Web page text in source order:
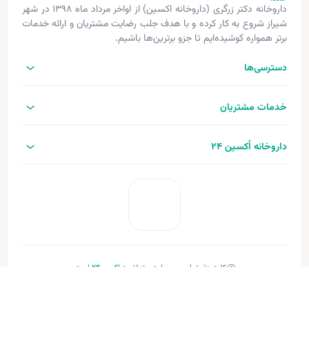
داروخانه دکتر زرگری (داروخانه اکسین) از اواخر مرداد ماه ۱۳۹۸ در شهر
شیراز شروع به کار کرده و با هدف جلب رضایت مشتریان و ارائه خدمات
برتر همواره کوشیده‌ایم تا جزو برترین‌ها باشیم.
دسترسی‌ها
خدمات مشتریان
داروخانه اُکسین 24
کلیه حقوق این وب‌سایت متعلق به اکسین‌24
است.